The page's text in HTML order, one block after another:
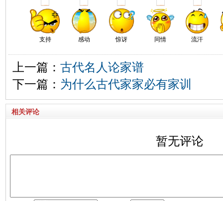
支持 感动 惊讶 同情 流汗
上一篇： 古代名人论家谱
下一篇： 为什么古代家家必有家训
相关评论
暂无评论